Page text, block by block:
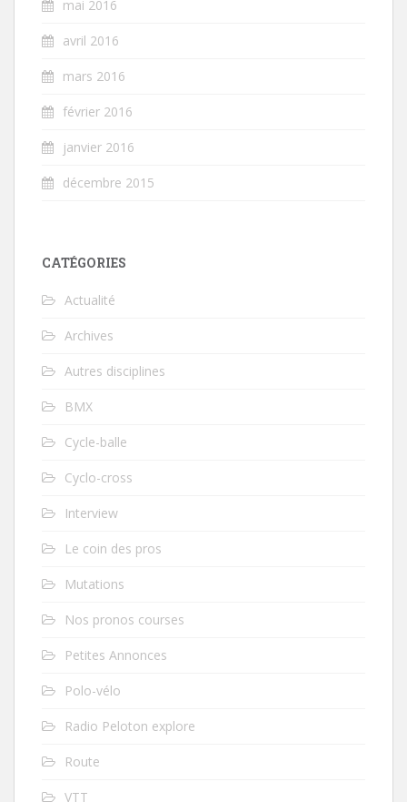
mai 2016
avril 2016
mars 2016
février 2016
janvier 2016
décembre 2015
CATÉGORIES
Actualité
Archives
Autres disciplines
BMX
Cycle-balle
Cyclo-cross
Interview
Le coin des pros
Mutations
Nos pronos courses
Petites Annonces
Polo-vélo
Radio Peloton explore
Route
VTT